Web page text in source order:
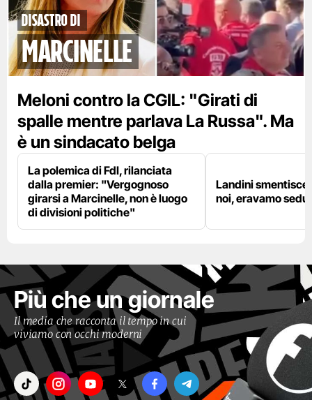
disastro di
marcinelle
Meloni contro la CGIL: "Girati di
spalle mentre parlava La Russa". Ma
è un sindacato belga
La polemica di FdI, rilanciata
dalla premier: "Vergognoso
girarsi a Marcinelle, non è luogo
di divisioni politiche"
Landini
noi, eravamo
Più che un giornale
Il media che racconta il tempo in cui
viviamo con occhi moderni